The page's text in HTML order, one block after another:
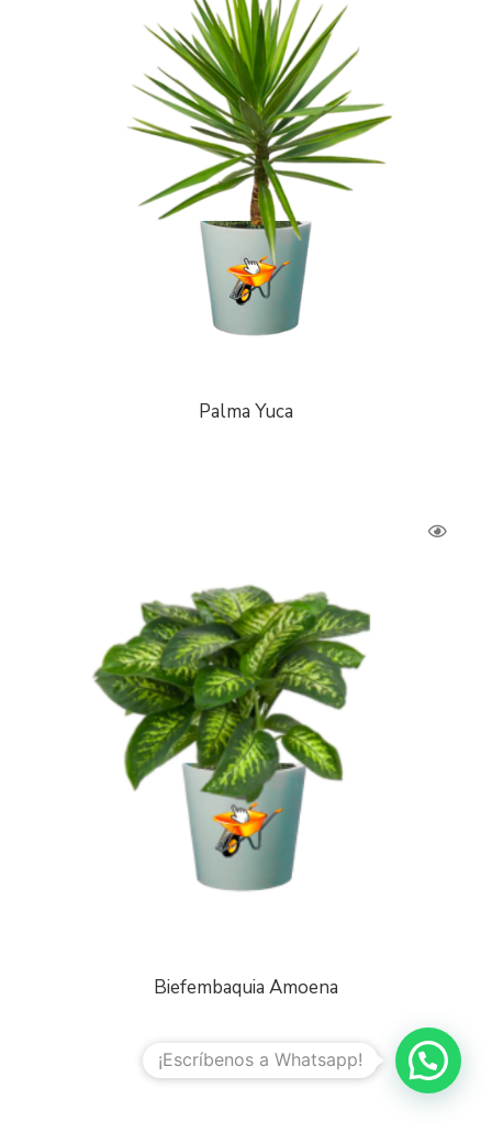
Palma Yuca
Biefembaquia Amoena
¡Escríbenos a Whatsapp!